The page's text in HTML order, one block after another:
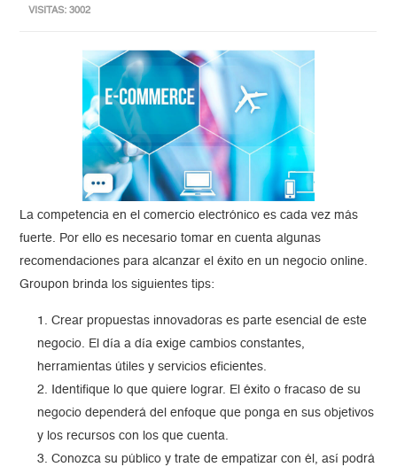
VISITAS: 3002
La competencia en el comercio electrónico es cada vez más
fuerte. Por ello es necesario tomar en cuenta algunas
recomendaciones para alcanzar el éxito en un negocio online.
Groupon brinda los siguientes tips:
Crear propuestas innovadoras es parte esencial de este
negocio. El día a día exige cambios constantes,
herramientas útiles y servicios eficientes.
Identifique lo que quiere lograr. El éxito o fracaso de su
negocio dependerá del enfoque que ponga en sus objetivos
y los recursos con los que cuenta.
Conozca su público y trate de empatizar con él, así podrá